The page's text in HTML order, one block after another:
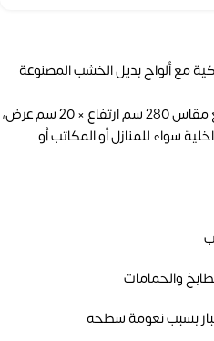
مع ألواح بديل الخشب المصنوعة
المنتج يتميز بتصميم عصري فاخر مع مقاس 280 سم ارتفاع × 20 سم عرض،
سواء للمنازل أو المكاتب أو
والحمامات
بسبب نعومة سطحه